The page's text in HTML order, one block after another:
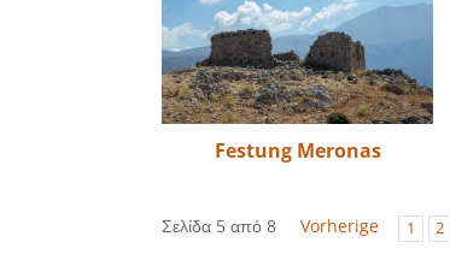
Festung Meronas
Σελίδα 5 από 8 Vorherige 1 2